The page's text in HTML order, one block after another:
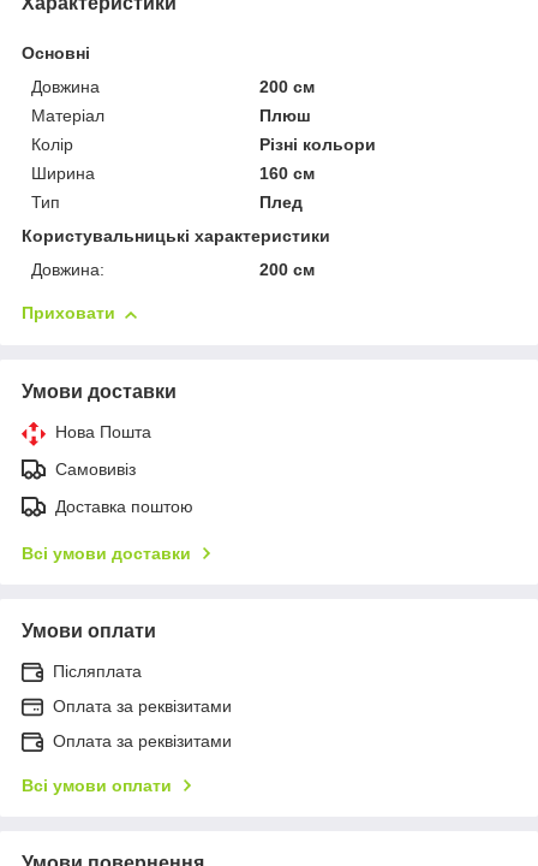
Основні
Довжина
200 см
Матеріал
Плюш
Колір
Різні кольори
Ширина
160 см
Тип
Плед
Користувальницькі характеристики
Довжина:
200 см
Приховати
Умови доставки
Нова Пошта
Самовивіз
Доставка поштою
Всі умови доставки
Умови оплати
Післяплата
Оплата за реквізитами
Оплата за реквізитами
Всі умови оплати